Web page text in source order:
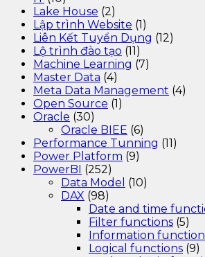
Lake House (2)
Lập trình Website (1)
Liên Kết Tuyển Dụng (12)
Lộ trình đào tạo (11)
Machine Learning (7)
Master Data (4)
Meta Data Management (4)
Open Source (1)
Oracle (30)
Oracle BIEE (6)
Performance Tunning (11)
Power Platform (9)
PowerBI (252)
Data Model (10)
DAX (98)
Date and time
Filter functions (5)
Information
Logical functions (9)